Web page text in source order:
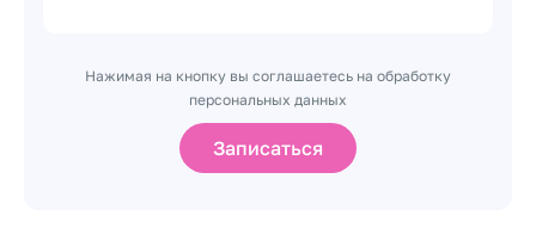
Нажимая на кнопку вы соглашаетесь на обработку
персональных данных
Записаться